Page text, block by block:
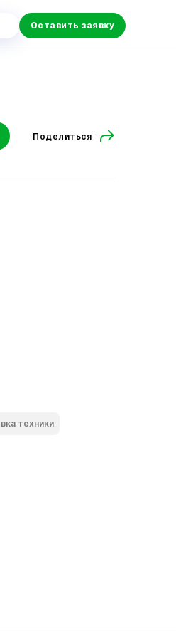
Оставить заявку
Поделиться
техники